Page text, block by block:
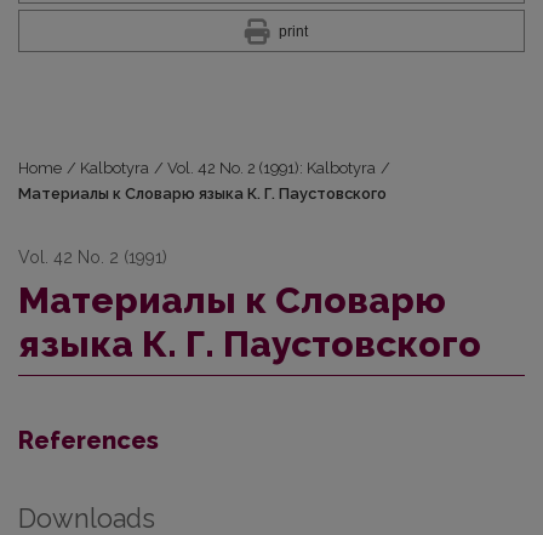
print
Home / Kalbotyra / Vol. 42 No. 2 (1991): Kalbotyra /
Материалы к Словарю языкa К. Г. Пaустoвcкoгo
Vol. 42 No. 2 (1991)
Материалы к Словарю
языкa К. Г. Пaустoвcкoгo
References
Downloads